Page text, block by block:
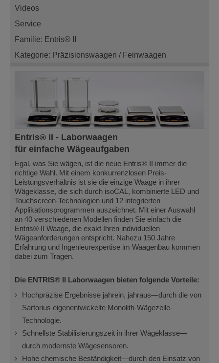
Videos
Service
Familie: Entris® II
Kategorie: Präzisionswaagen / Feinwaagen
Entris® II - Laborwaagen
für einfache Wägeaufgaben
Egal, was Sie wägen, ist die neue Entris® II immer die
richtige Wahl. Mit einem konkurrenzlosen Preis-
Leistungsverhältnis ist sie die einzige Waage in ihrer
Wägeklasse, die sich durch isoCAL, kombinierte LED und
Touchscreen-Technologien und 12 integrierten
Applikationsprogrammen auszeichnet. Mit einer Auswahl
an 40 verschiedenen Modellen finden Sie einfach die
Entris® II Waage, die exakt Ihren individuellen
Wägeanforderungen entspricht. Nahezu 150 Jahre
Erfahrung und Ingenieurexpertise im Waagenbau kommen
dabei zum Tragen.
Die ENTRIS® II Laborwaagen bieten folgende Vorteile:
Hochpräzise Ergebnisse jahrein, jahraus—durch die von
Sartorius eigenentwickelte Monolith-Wägezelle-
Technologie.
Schnellste Stabilisierungszeit in ihrer Wägeklasse—
durch modernste Wägesensoren.
Hohe chemische Beständigkeit—durch den Einsatz von